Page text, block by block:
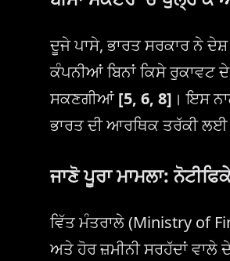
ਦੂਜੇ ਪਾਸੇ, ਭਾਰਤ ਸਰਕਾਰ ਨੇ
ਕੰਪਨੀਆਂ ਬਿਨਾਂ ਕਿਸੇ ਰੁਕਾਵਟ
ਸਕਣਗੀਆਂ[5, 6, 8] । ਇਸ
ਭਾਰਤ ਦੀ ਆਰਥਿਕ ਤਰੱਕੀ
ਜਾਣੋ ਪੂਰਾ ਮਾਮਲਾ:
ਵਿੱਤ ਮੰਤਰਾਲੇ (Ministry of
ਅਤੇ ਹੋਰ ਜ਼ਮੀਨੀ ਸਰਹੱਦਾਂ ਵਾਲੇ